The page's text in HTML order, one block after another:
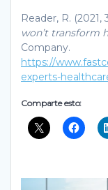
Reader, R. (2021,
won’t transform
Company.
https://
experts-
Comparte esto: